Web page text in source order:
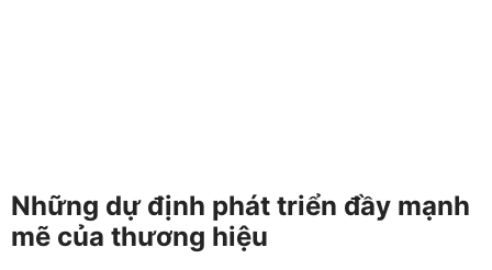
Những dự định phát triển đầy mạnh
mẽ của thương hiệu